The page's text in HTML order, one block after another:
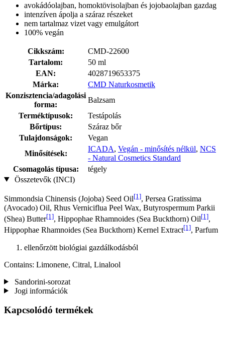
avokádóolajban, homoktövisolajban és jojobaolajban gazdag
intenzíven ápolja a száraz részeket
nem tartalmaz vizet vagy emulgátort
100% vegán
Cikkszám:
CMD-22600
Tartalom:
50 ml
EAN:
4028719653375
Márka:
CMD Naturkosmetik
Konzisztencia/adagolási
forma:
Balzsam
Terméktípusok:
Testápolás
Bőrtípus:
Száraz bőr
Tulajdonságok:
Vegan
Minősítések:
ICADA, Vegán - minősítés nélkül, NCS
- Natural Cosmetics Standard
Csomagolás típusa:
tégely
Összetevők (INCI)
Simmondsia Chinensis (Jojoba) Seed Oil[1], Persea Gratissima
(Avocado) Oil, Rhus Verniciflua Peel Wax, Butyrospermum Parkii
(Shea) Butter[1], Hippophae Rhamnoides (Sea Buckthorn) Oil[1],
Hippophae Rhamnoides (Sea Buckthorn) Kernel Extract[1], Parfum
ellenőrzött biológiai gazdálkodásból
Contains: Limonene, Citral, Linalool
Sandorini-sorozat
Jogi információk
Kapcsolódó termékek